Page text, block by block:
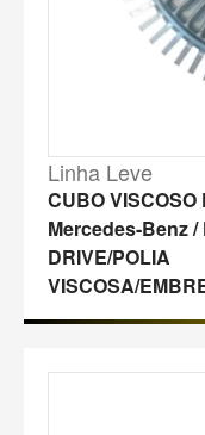
Linha Leve
CUBO VISCOSO
Mercedes-Benz /
DRIVE/POLIA
VISCOSA/